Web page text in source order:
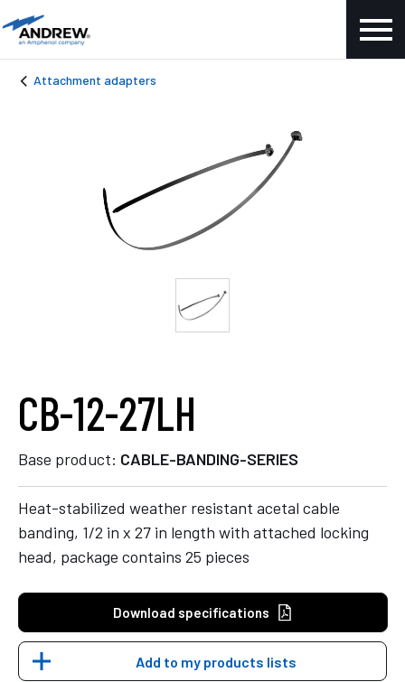
Attachment adapters
CB-12-27LH
Base product: CABLE-BANDING-SERIES
Heat-stabilized weather resistant acetal cable
banding, 1/2 in x 27 in length with attached locking
head, package contains 25 pieces
Download specifications
Add to my products lists